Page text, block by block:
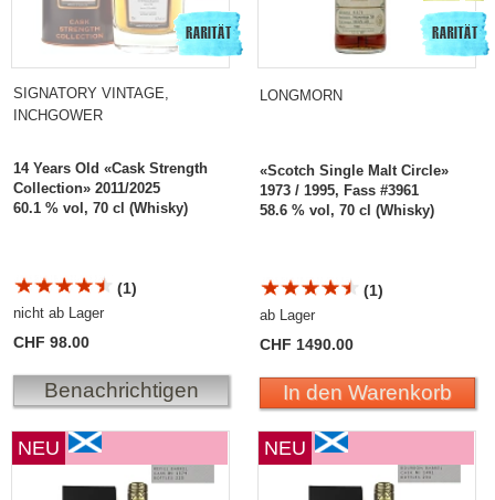
SIGNATORY VINTAGE,
INCHGOWER
14 Years Old «Cask Strength
Collection» 2011/2025
60.1 % vol, 70 cl (Whisky)
(1)
nicht ab Lager
CHF 98.00
Benachrichtigen
LONGMORN
«Scotch Single Malt Circle»
1973 / 1995, Fass #3961
58.6 % vol, 70 cl (Whisky)
(1)
ab Lager
CHF 1490.00
In den Warenkorb
NEU NEU